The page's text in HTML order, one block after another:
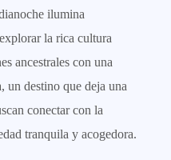
ilumina
la rica cultura
ancestrales con una
un destino que deja una
conectar con la
tranquila y acogedora.